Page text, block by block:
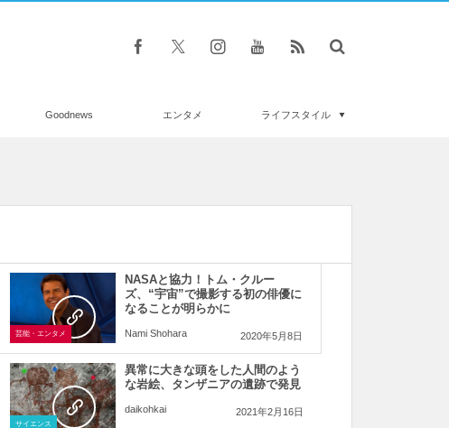
Goodnews エンタメ ライフスタイル
芸能・エンタメ
NASAと協力！トム・クルー
ズ、“宇宙”で撮影する初の俳優に
なることが明らかに
Nami Shohara 2020年5月8日
サイエンス
異常に大きな頭をした人間のよう
な岩絵、タンザニアの遺跡で発見
daikohkai 2021年2月16日